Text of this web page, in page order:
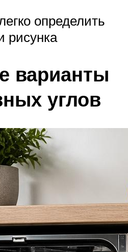
определить
рисунка
варианты
углов